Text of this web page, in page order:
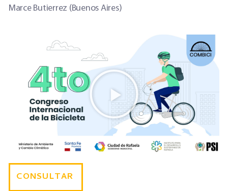
Marce Butierrez (Buenos Aires)
CONSULTAR